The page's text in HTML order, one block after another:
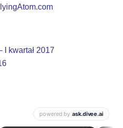
I kwartał 2017